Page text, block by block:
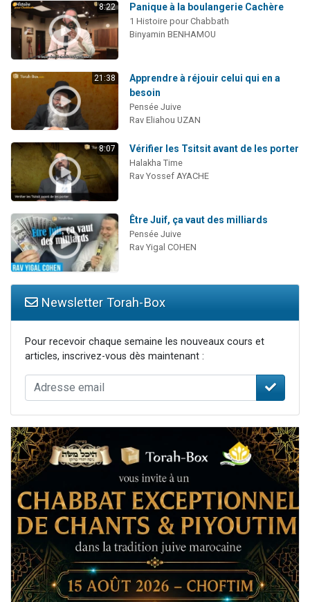
8:22 Panique à la boulangerie Cachère
1 Histoire pour Chabbath
Binyamin BENHAMOU
21:38
Apprendre à réjouir celui qui en a
besoin
Pensée Juive
Rav Eliahou UZAN
8:07 Vérifier les Tsitsit avant de les porter
Halakha Time
Rav Yossef AYACHE
Être Juif, ça vaut des milliards
Pensée Juive
Rav Yigal COHEN
Newsletter Torah-Box
Pour recevoir chaque semaine les nouveaux cours et
articles, inscrivez-vous dès maintenant :